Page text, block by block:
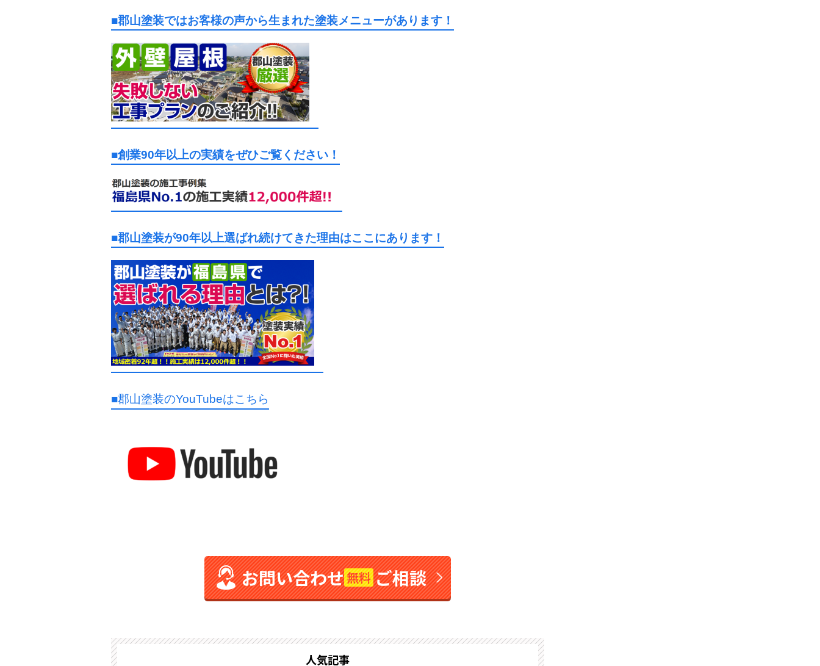
■郡山塗装ではお客様の声から生まれた塗装メニューがあります！
■創業90年以上の実績をぜひご覧ください！
■郡山塗装が90年以上選ばれ続けてきた理由はここにあります！
■郡山塗装のYouTubeはこちら
お問い合わせ無料 ご相談
人気記事